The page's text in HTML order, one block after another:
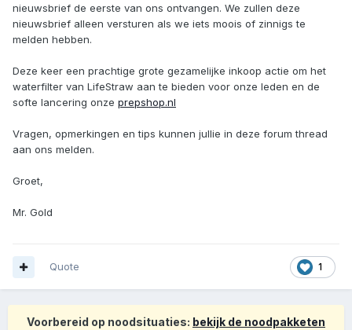
nieuwsbrief de eerste van ons ontvangen. We zullen deze
nieuwsbrief alleen versturen als we iets moois of zinnigs te
melden hebben.
Deze keer een prachtige grote gezamelijke inkoop actie om het
waterfilter van LifeStraw aan te bieden voor onze leden en de
softe lancering onze prepshop.nl
Vragen, opmerkingen en tips kunnen jullie in deze forum thread
aan ons melden.
Groet,
Mr. Gold
1
Quote
Voorbereid op noodsituaties: bekijk de noodpakketen